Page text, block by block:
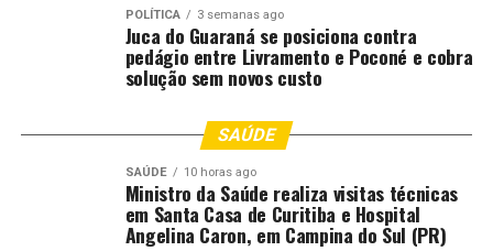
Saiba qual município responde por mais da
metade da produção de tangerinas no Espírito Santo
apareceu primeiro emCanal Rural.
;
Comentários
POLÍTICA 3 semanas ago
Juca do Guaraná se posiciona contra
pedágio entre Livramento e Poconé e cobra
solução sem novos custo
SAÚDE
SAÚDE 10 horas ago
Ministro da Saúde realiza visitas técnicas
em Santa Casa de Curitiba e Hospital
Angelina Caron, em Campina do Sul (PR)